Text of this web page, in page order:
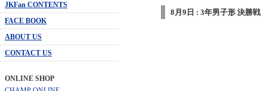
JKFan CONTENTS
FACE BOOK
ABOUT US
CONTACT US
ONLINE SHOP
8月9日 : 3年男子形 決勝戦